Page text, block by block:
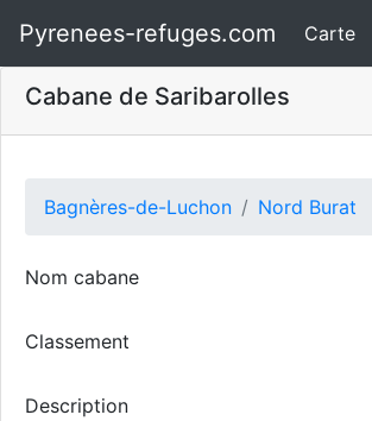
Pyrenees-refuges.com Carte
Cabane de Saribarolles
Bagnères-de-Luchon Nord Burat
Nom cabane
Classement
Description